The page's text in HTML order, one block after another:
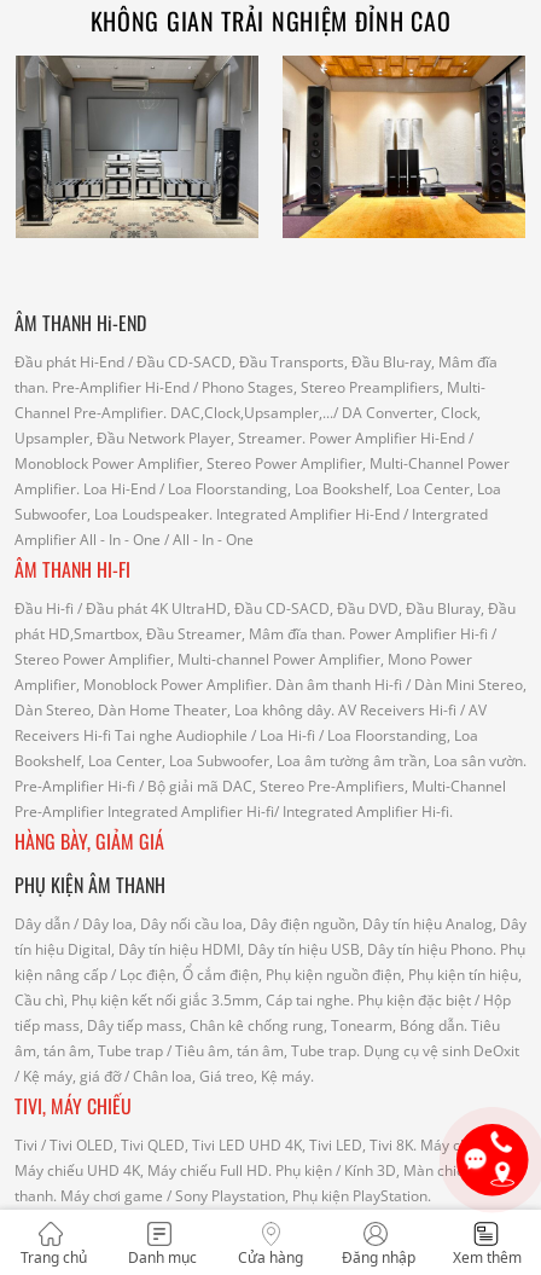
KHÔNG GIAN TRẢI NGHIỆM ĐỈNH CAO
ÂM THANH Hi-END
Đầu phát Hi-End/ Đầu CD-SACD, Đầu Transports, Đầu Blu-ray, Mâm đĩa
than. Pre-Amplifier Hi-End/ Phono Stages, Stereo Preamplifiers, Multi-
Channel Pre-Amplifier. DAC,Clock,Upsampler,.../ DA Converter, Clock,
Upsampler, Đầu Network Player, Streamer. Power Amplifier Hi-End/
Monoblock Power Amplifier, Stereo Power Amplifier, Multi-Channel Power
Amplifier. Loa Hi-End/ Loa Floorstanding, Loa Bookshelf, Loa Center, Loa
Subwoofer, Loa Loudspeaker. Integrated Amplifier Hi-End/ Intergrated
AmplifierAll - In - One / All - In - One
ÂM THANH HI-FI
Đầu Hi-fi / Đầu phát 4K UltraHD, Đầu CD-SACD, Đầu DVD, Đầu Bluray, Đầu
phát HD,Smartbox, Đầu Streamer, Mâm đĩa than. Power Amplifier Hi-fi /
Stereo Power Amplifier, Multi-channel Power Amplifier, Mono Power
Amplifier, Monoblock Power Amplifier. Dàn âm thanh Hi-fi / Dàn Mini Stereo,
Dàn Stereo, Dàn Home Theater, Loa không dây. AV Receivers Hi-fi / AV
Receivers Hi-fi Tai nghe Audiophile / Loa Hi-fi / Loa Floorstanding, Loa
Bookshelf, Loa Center, Loa Subwoofer, Loa âm tường âm trần, Loa sân vườn.
Pre-Amplifier Hi-fi / Bộ giải mã DAC, Stereo Pre-Amplifiers, Multi-Channel
Pre-Amplifier Integrated Amplifier Hi-fi/ Integrated Amplifier Hi-fi.
HÀNG BÀY, GIẢM GIÁ
PHỤ KIỆN ÂM THANH
Dây dẫn/ Dây loa, Dây nối cầu loa, Dây điện nguồn, Dây tín hiệu Analog, Dây
tín hiệu Digital, Dây tín hiệu HDMI, Dây tín hiệu USB, Dây tín hiệu Phono. Phụ
kiện nâng cấp/ Lọc điện, Ổ cắm điện, Phụ kiện nguồn điện, Phụ kiện tín hiệu,
Cầu chì, Phụ kiện kết nối giắc 3.5mm, Cáp tai nghe. Phụ kiện đặc biệt/ Hộp
tiếp mass, Dây tiếp mass, Chân kê chống rung, Tonearm, Bóng dẫn. Tiêu
âm, tán âm, Tube trap/ Tiêu âm, tán âm, Tube trap. Dụng cụ vệ sinh DeOxit
/ Kệ máy, giá đỡ/ Chân loa, Giá treo, Kệ máy.
TIVI, MÁY CHIẾU
Tivi / Tivi OLED, Tivi QLED, Tivi LED UHD 4K, Tivi LED, Tivi 8K. Máy chiếu /
Máy chiếu UHD 4K, Máy chiếu Full HD. Phụ kiện/ Kính 3D, Màn chiếu, Loa
thanh. Máy chơi game / Sony Playstation, Phụ kiện PlayStation.
ÂM THANH KARAOKE
Trang chủ Danh mục Cửa hàng Đăng nhập Xem thêm